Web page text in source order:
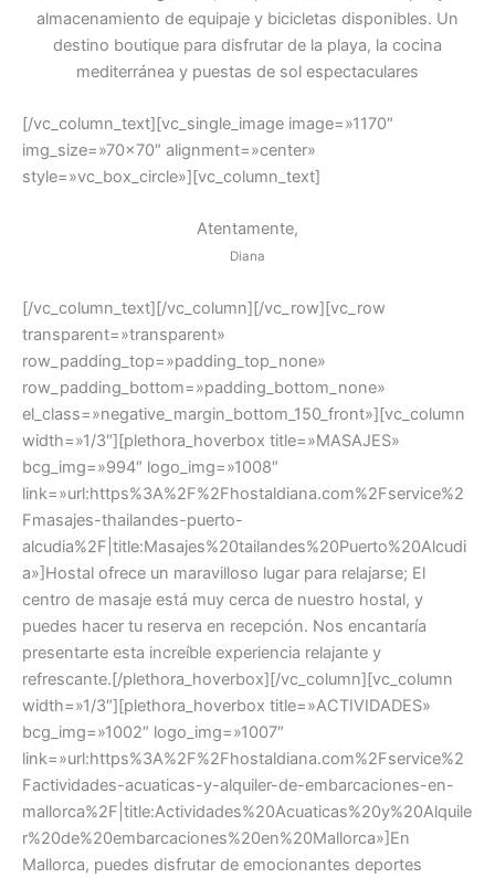
almacenamiento de equipaje y bicicletas disponibles. Un
destino boutique para disfrutar de la playa, la cocina
mediterránea y puestas de sol espectaculares
[/vc_column_text][vc_single_image image=»1170″
img_size=»70×70″ alignment=»center»
style=»vc_box_circle»][vc_column_text]
Atentamente,
Diana
[/vc_column_text][/vc_column][/vc_row][vc_row
transparent=»transparent»
row_padding_top=»padding_top_none»
row_padding_bottom=»padding_bottom_none»
el_class=»negative_margin_bottom_150_front»][vc_column
width=»1/3″][plethora_hoverbox title=»MASAJES»
bcg_img=»994″ logo_img=»1008″
link=»url:https%3A%2F%2Fhostaldiana.com%2Fservice%2
Fmasajes-thailandes-puerto-
alcudia%2F|title:Masajes%20tailandes%20Puerto%20Alcudi
a»]Hostal ofrece un maravilloso lugar para relajarse; El
centro de masaje está muy cerca de nuestro hostal, y
puedes hacer tu reserva en recepción. Nos encantaría
presentarte esta increíble experiencia relajante y
refrescante.[/plethora_hoverbox][/vc_column][vc_column
width=»1/3″][plethora_hoverbox title=»ACTIVIDADES»
bcg_img=»1002″ logo_img=»1007″
link=»url:https%3A%2F%2Fhostaldiana.com%2Fservice%2
Factividades-acuaticas-y-alquiler-de-embarcaciones-en-
mallorca%2F|title:Actividades%20Acuaticas%20y%20Alquile
r%20de%20embarcaciones%20en%20Mallorca»]En
Mallorca, puedes disfrutar de emocionantes deportes